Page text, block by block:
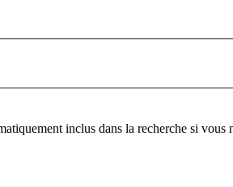
inclus dans la recherche si vous